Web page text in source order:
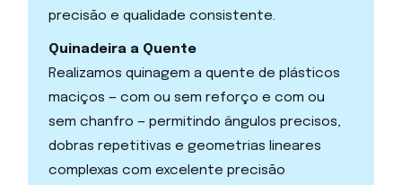
precisão e qualidade consistente.
Quinadeira a Quente
Realizamos quinagem a quente de plásticos
maciços — com ou sem reforço e com ou
sem chanfro — permitindo ângulos precisos,
dobras repetitivas e geometrias lineares
complexas com excelente precisão